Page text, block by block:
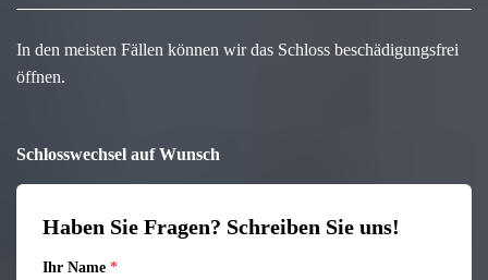
In den meisten Fällen können wir das Schloss beschädigungsfrei
öffnen.
Schlosswechsel auf Wunsch
Haben Sie Fragen? Schreiben Sie uns!
Ihr Name